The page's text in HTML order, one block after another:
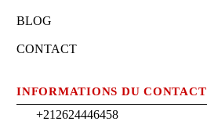
BLOG
CONTACT
INFORMATIONS DU CONTACT
+212624446458